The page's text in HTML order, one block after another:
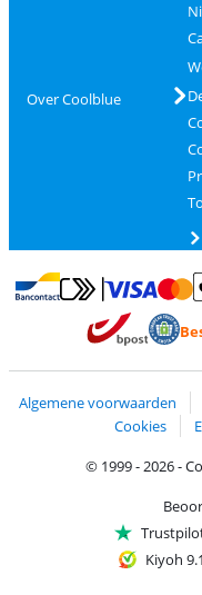
Over Coolblue
Betalen met Bancontact
Betalen met
Algemene voorwaarden
Cookies
© 1999 - 2026 -
Kiyoh